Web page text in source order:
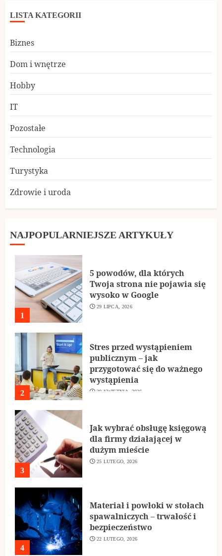
LISTA KATEGORII
Biznes
Dom i wnętrze
Hobby
IT
Pozostałe
Technologia
Turystyka
Zdrowie i uroda
NAJPOPULARNIEJSZE ARTYKUŁY
1
5 powodów, dla których
Twoja strona nie pojawia się
wysoko w Google
29 LIPCA, 2026
2
Stres przed wystąpieniem
publicznym – jak
przygotować się do ważnego
wystąpienia
29 KWIETNIA, 2026
3
Jak wybrać obsługę księgową
dla firmy działającej w
dużym mieście
25 LUTEGO, 2026
4
Materiał i powłoki w stołach
spawalniczych – trwałość i
bezpieczeństwo
22 LUTEGO, 2026